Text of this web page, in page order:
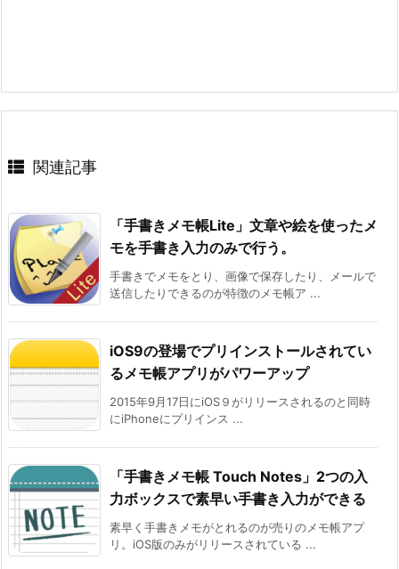
関連記事
「手書きメモ帳Lite」文章や絵を使ったメ
モを手書き入力のみで行う。
手書きでメモをとり、画像で保存したり、メールで
送信したりできるのが特徴のメモ帳ア ...
iOS9の登場でプリインストールされてい
るメモ帳アプリがパワーアップ
2015年9月17日にiOS９がリリースされるのと同時
にiPhoneにプリインス ...
「手書きメモ帳 Touch Notes」2つの入
力ボックスで素早い手書き入力ができる
素早く手書きメモがとれるのが売りのメモ帳アプ
リ。iOS版のみがリリースされている ...